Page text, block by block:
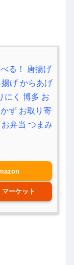
る！ 唐揚げ
げ からあげ
にく 博多 お
ず お取り寄
弁当 つまみ
ーケット